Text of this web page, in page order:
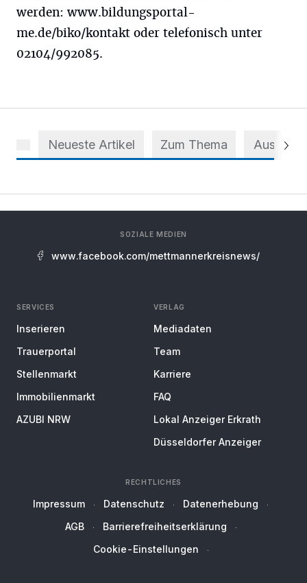
werden: www.bildungsportal-
me.de/biko/kontakt oder telefonisch unter
02104/992085.
Neueste Artikel Zum Thema Aus dem
SOZIALE MEDIEN
www.facebook.com/mettmannerkreisnews/
SERVICES
Inserieren
Trauerportal
Stellenmarkt
Immobilienmarkt
AZUBI NRW
VERLAG
Mediadaten
Team
Karriere
FAQ
Lokal Anzeiger Erkrath
Düsseldorfer Anzeiger
RECHTLICHES
Impressum Datenschutz
Datenerhebung
AGB
Barrierefreiheitserklärung
Cookie-Einstellungen